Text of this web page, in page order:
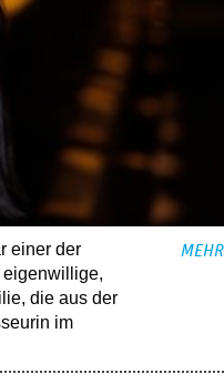
einer der
die aus der
im
MEHR